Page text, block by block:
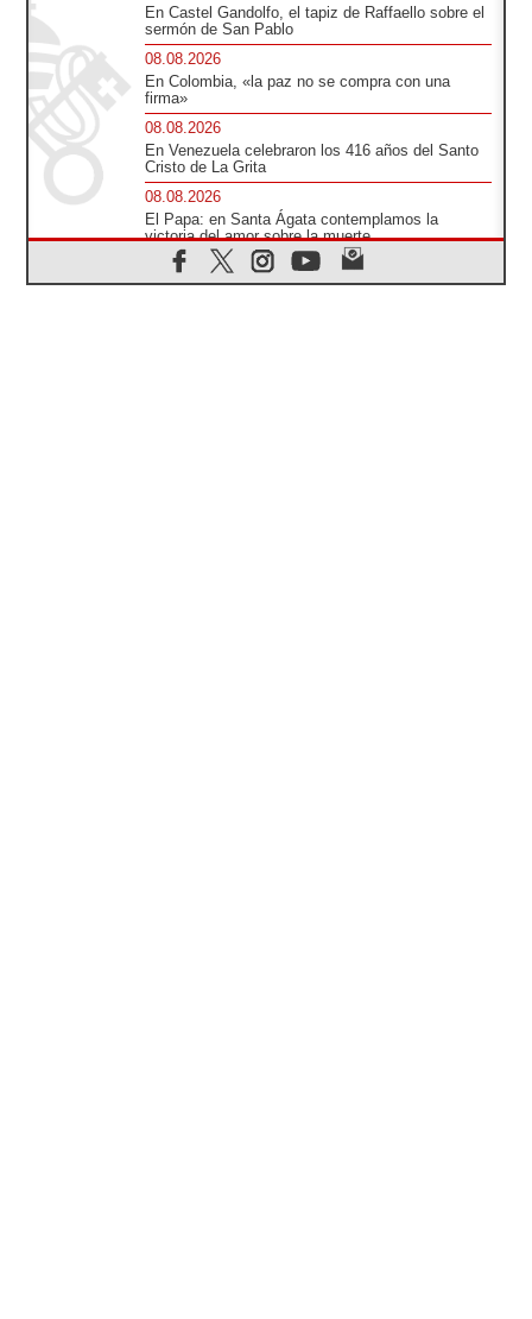
En Castel Gandolfo, el tapiz de Raffaello sobre el
sermón de San Pablo
08.08.2026
En Colombia, «la paz no se compra con una
firma»
08.08.2026
En Venezuela celebraron los 416 años del Santo
Cristo de La Grita
08.08.2026
El Papa: en Santa Ágata contemplamos la
victoria del amor sobre la muerte
08.08.2026
León XIV visitará el Santuario de la Madre del